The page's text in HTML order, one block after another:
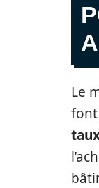
Le
font